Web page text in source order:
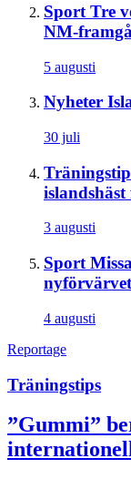
Sport Tre
NM-
5 augusti
Nyheter
30 juli
3 augusti
Sport
4 augusti
Reportage
Träningstips
”Gummi”